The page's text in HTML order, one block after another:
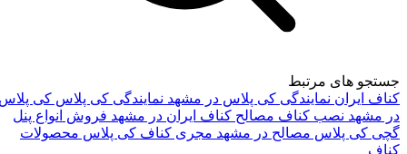
جستجو های مرتبط
کناف ایراننمایندگی کی پلاس در مشهدنمایندگی کی پلاس کی پلاس
در مشهدنصب کناف مصالح کناف ایران در مشهدفروش انواع پنل
گچی کی پلاس مصالح در مشهدمجری کناف کی پلاس محصولات
کناف